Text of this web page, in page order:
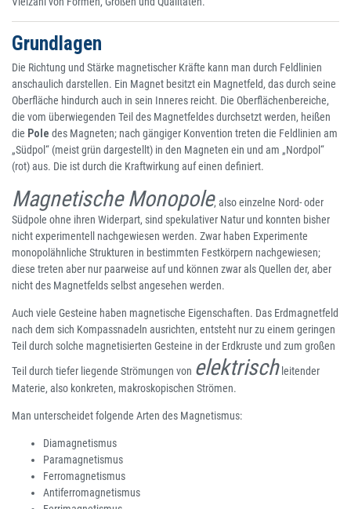
Grundlagen
Die Richtung und Stärke magnetischer Kräfte kann man durch Feldlinien
anschaulich darstellen. Ein Magnet besitzt ein Magnetfeld, das durch seine
Oberfläche hindurch auch in sein Inneres reicht. Die Oberflächenbereiche,
die vom überwiegenden Teil des Magnetfeldes durchsetzt werden, heißen
die Pole des Magneten; nach gängiger Konvention treten die Feldlinien am
„Südpol“ (meist grün dargestellt) in den Magneten ein und am „Nordpol“
(rot) aus. Die ist durch die Kraftwirkung auf einen definiert.
Magnetische Monopole, also einzelne Nord- oder
Südpole ohne ihren Widerpart, sind spekulativer Natur und konnten bisher
nicht experimentell nachgewiesen werden. Zwar haben Experimente
monopolähnliche Strukturen in bestimmten Festkörpern nachgewiesen;
diese treten aber nur paarweise auf und können zwar als Quellen der, aber
nicht des Magnetfelds selbst angesehen werden.
Auch viele Gesteine haben magnetische Eigenschaften. Das Erdmagnetfeld
nach dem sich Kompassnadeln ausrichten, entsteht nur zu einem geringen
Teil durch solche magnetisierten Gesteine in der Erdkruste und zum großen
Teil durch tiefer liegende Strömungen von elektrischleitender
Materie, also konkreten, makroskopischen Strömen.
Man unterscheidet folgende Arten des Magnetismus:
Diamagnetismus
Paramagnetismus
Ferromagnetismus
Antiferromagnetismus